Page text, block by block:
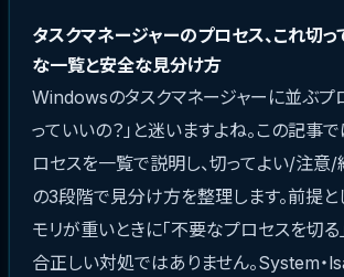
タスクマネージャーのプロセス、これ切
な一覧と安全な見分け方
Windowsのタスクマネージャーに並ぶプ
っていいの？」と迷いますよね。この記事
ロセスを一覧で説明し、切ってよい/注意
の3段階で見分け方を整理します。前提と
モリが重いときに「不要なプロセスを切る
合正しい対処ではありません。System・